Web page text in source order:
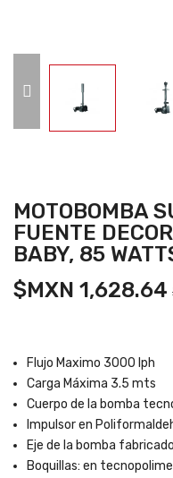
MOTOBOMBA
FUENTE
BABY, 85
$MXN 1,628.64
Flujo Maximo 3000 lph
Carga Máxima 3.5 mts
Cuerpo de la bomba
Impulsor en
Eje de la bomba
Boquillas: en